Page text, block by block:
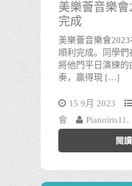
美樂薈音樂會
完成
美樂薈音樂會
順利完成。同學
將他門平日演練
奏，贏得現 […]
15 9月 2023
會
Pianoiris11.
閱